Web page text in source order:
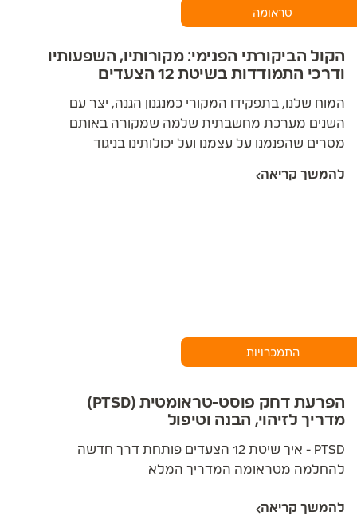
טראומה
הקול הביקורתי הפנימי: מקורותיו, השפעותיו
ודרכי התמודדות בשיטת 12 הצעדים
המוח שלנו, בתפקידו המקורי כמנגנון הגנה, יצר עם
השנים מערכת מחשבתית שלמה שמקורה באותם
מסרים שהפנמנו על עצמנו ועל יכולותינו בניגוד
הביקורתי הפנימי מתריע מפני "סכנות" שברוב
להמשך קריאה
התמכרויות
הפרעת דחק פוסט-טראומטית (PTSD)
מדריך לזיהוי, הבנה וטיפול
PTSD - איך שיטת 12 הצעדים פותחת דרך חדשה
להחלמה מטראומה המדריך המלא
להמשך קריאה